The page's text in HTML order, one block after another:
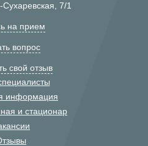
7/1
на прием
вопрос
свой отзыв
информация
и стационар